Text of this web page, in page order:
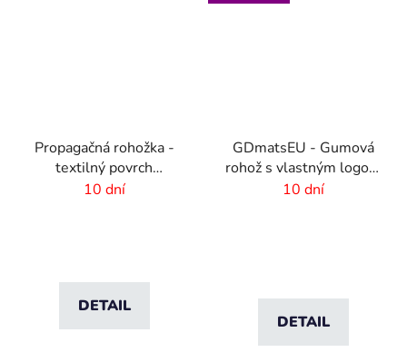
Propagačná rohožka -
textilný povrch
-150x300cm
10 dní
DETAIL
GDmatsEU - Gumová
rohož s vlastným logom
- interiér-exteriér
10 dní
DETAIL